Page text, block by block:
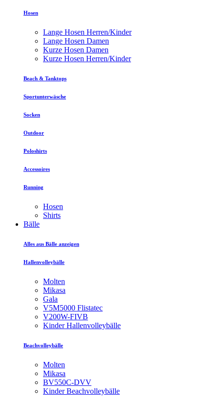
Hosen
Lange Hosen Herren/Kinder
Lange Hosen Damen
Kurze Hosen Damen
Kurze Hosen Herren/Kinder
Beach & Tanktops
Sportunterwäsche
Socken
Outdoor
Poloshirts
Accessoires
Running
Hosen
Shirts
Bälle
Alles aus Bälle anzeigen
Hallenvolleybälle
Molten
Mikasa
Gala
V5M5000 Flistatec
V200W-FIVB
Kinder Hallenvolleybälle
Beachvolleybälle
Molten
Mikasa
BV550C-DVV
Kinder Beachvolleybälle